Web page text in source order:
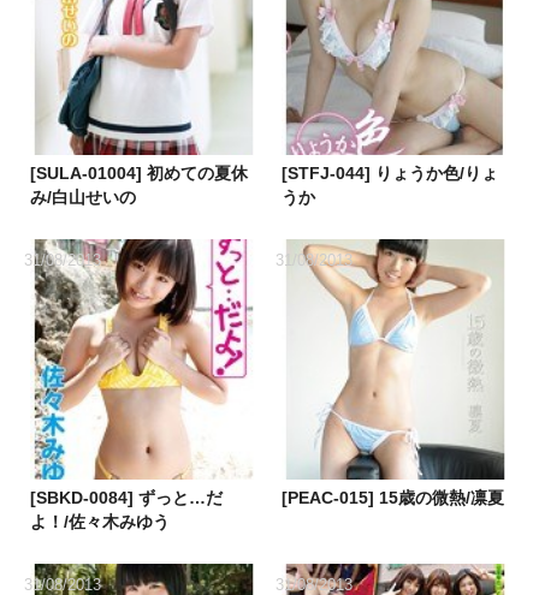
[SULA-01004] 初めての夏休
み/白山せいの
[STFJ-044] りょうか色/りょ
うか
[SBKD-0084] ずっと…だ
よ！/佐々木みゆう
31/08/2013
[PEAC-015] 15歳の微熱/凛夏
31/08/2013
31/08/2013 31/08/2013